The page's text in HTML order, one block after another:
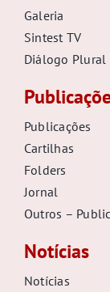
Galeria
Sintest TV
Diálogo Plural
Publicações
Cartilhas
Folders
Jornal
Outros –
Notícias
Notícias